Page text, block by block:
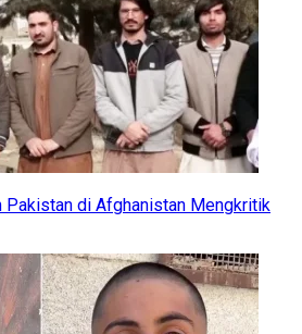
Pakistan di Afghanistan Mengkritik